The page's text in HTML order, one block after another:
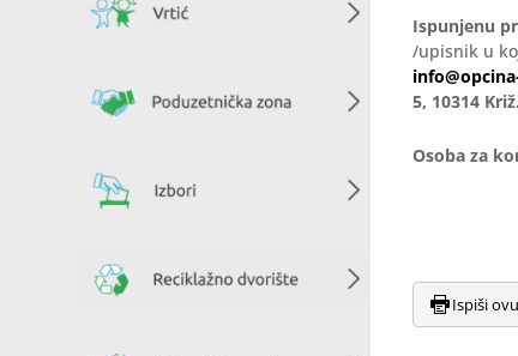
Ispunjenu
/upisnik u
5, 10314 Križ.
Osoba za
Ispiši